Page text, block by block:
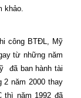
khảo.
công BTĐL, Mỹ
từ những năm
đã ban hành tài
2 năm 2000 thay
thì năm 1992 đã